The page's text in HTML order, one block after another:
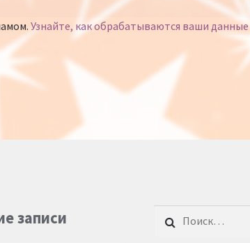
Узнайте, как обрабатываются ваши данные
записи